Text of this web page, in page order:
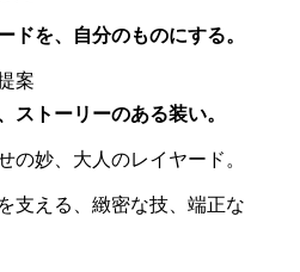
ドを、自分のものにする。
案
ストーリーのある装い。
の妙、大人のレイヤード。
支える、緻密な技、端正な